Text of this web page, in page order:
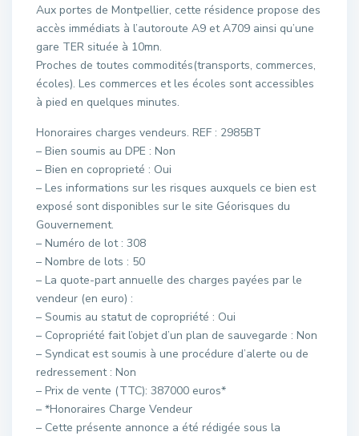
Aux portes de Montpellier, cette résidence propose des
accès immédiats à l’autoroute A9 et A709 ainsi qu’une
gare TER située à 10mn.
Proches de toutes commodités(transports, commerces,
écoles). Les commerces et les écoles sont accessibles
à pied en quelques minutes.
Honoraires charges vendeurs. REF : 2985BT
– Bien soumis au DPE : Non
– Bien en coproprieté : Oui
– Les informations sur les risques auxquels ce bien est
exposé sont disponibles sur le site Géorisques du
Gouvernement.
– Numéro de lot : 308
– Nombre de lots : 50
– La quote-part annuelle des charges payées par le
vendeur (en euro) :
– Soumis au statut de copropriété : Oui
– Copropriété fait l’objet d’un plan de sauvegarde : Non
– Syndicat est soumis à une procédure d’alerte ou de
redressement : Non
– Prix de vente (TTC): 387000 euros*
– *Honoraires Charge Vendeur
– Cette présente annonce a été rédigée sous la